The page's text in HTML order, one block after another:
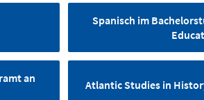
Spanisch im
an
Atlantic Studies in